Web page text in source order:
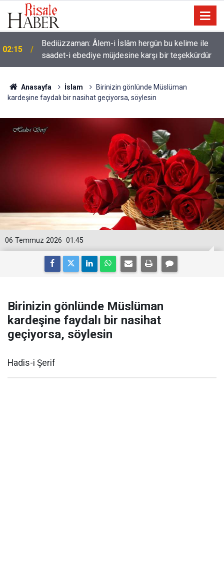
01:45 Cimrilik etme ki, Allah da senden ihsanını kesmesin
Anasayfa İslam
Birinizin gönlünde Müslüman
kardeşine faydalı bir nasihat geçiyorsa, söylesin
01:45
06 Temmuz 2026
Birinizin gönlünde Müslüman
kardeşine faydalı bir nasihat
geçiyorsa, söylesin
Hadis-i Şerif